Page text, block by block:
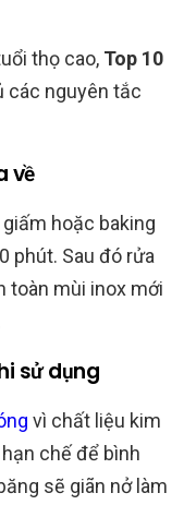
thọ cao, Top 10
các nguyên tắc
về
hoặc baking
phút. Sau đó rửa
toàn mùi inox mới
sử dụng
vì chất liệu kim
chế để bình
sẽ giãn nở làm